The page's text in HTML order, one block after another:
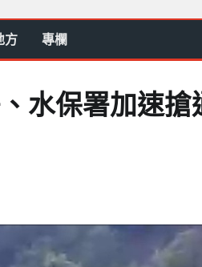
方 專欄
水保署加速搶